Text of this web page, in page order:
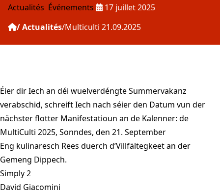
Actualités Événements Publié le :
17 juillet 2025
Actualités Multiculti 21.09.2025
Éier dir Iech an déi wuelverdéngte Summervakanz
verabschid, schreift Iech nach séier den Datum vun der
nächster flotter Manifestatioun an de Kalenner: de
MultiCulti 2025, Sonndes, den 21. September
Eng kulinaresch Rees duerch d’Villfältegkeet an der
Gemeng Dippech.
Simply 2
David Giacomini